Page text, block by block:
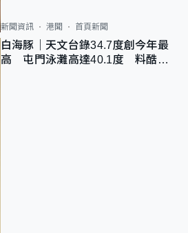
新聞資訊 港聞 首頁新聞
白海豚｜天文台錄34.7度創今年最
高 屯門泳灘高達40.1度 料酷熱